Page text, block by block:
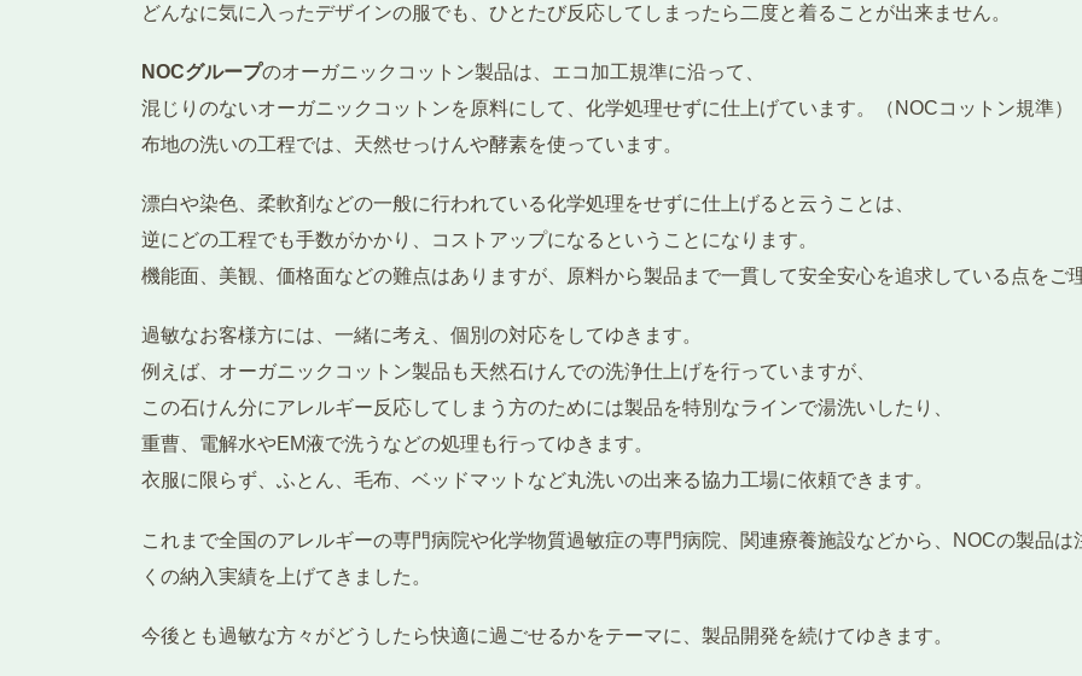
どんなに気に入ったデザインの服でも、ひとたび反応してしまったら二度と着ることが出来ません。
NOCグループのオーガニックコットン製品は、エコ加工規準に沿って、
混じりのないオーガニックコットンを原料にして、化学処理せずに仕上げています。（NOCコットン規準）
布地の洗いの工程では、天然せっけんや酵素を使っています。
漂白や染色、柔軟剤などの一般に行われている化学処理をせずに仕上げると云うことは、
逆にどの工程でも手数がかかり、コストアップになるということになります。
機能面、美観、価格面などの難点はありますが、原料から製品まで一貫して安全安心を追求している点をご
過敏なお客様方には、一緒に考え、個別の対応をしてゆきます。
例えば、オーガニックコットン製品も天然石けんでの洗浄仕上げを行っていますが、
この石けん分にアレルギー反応してしまう方のためには製品を特別なラインで湯洗いしたり、
重曹、電解水やEM液で洗うなどの処理も行ってゆきます。
衣服に限らず、ふとん、毛布、ベッドマットなど丸洗いの出来る協力工場に依頼できます。
これまで全国のアレルギーの専門病院や化学物質過敏症の専門病院、関連療養施設などから、NOCの製品
くの納入実績を上げてきました。
今後とも過敏な方々がどうしたら快適に過ごせるかをテーマに、製品開発を続けてゆきます。